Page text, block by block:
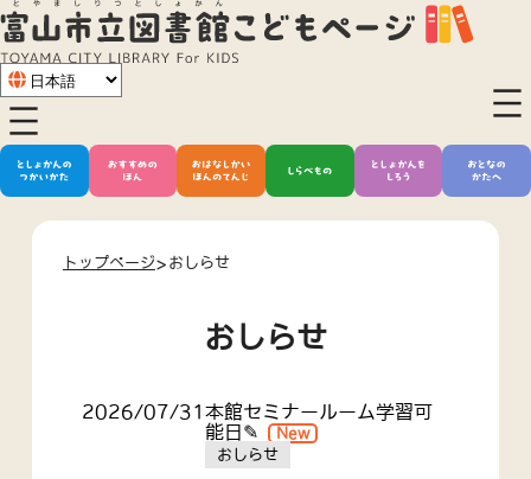
内
容
を
ス
キ
ッ
プ
トップページ おしらせ
おしらせ
2026/07/31 本館セミナールーム学習可
能日✎
New
おしらせ